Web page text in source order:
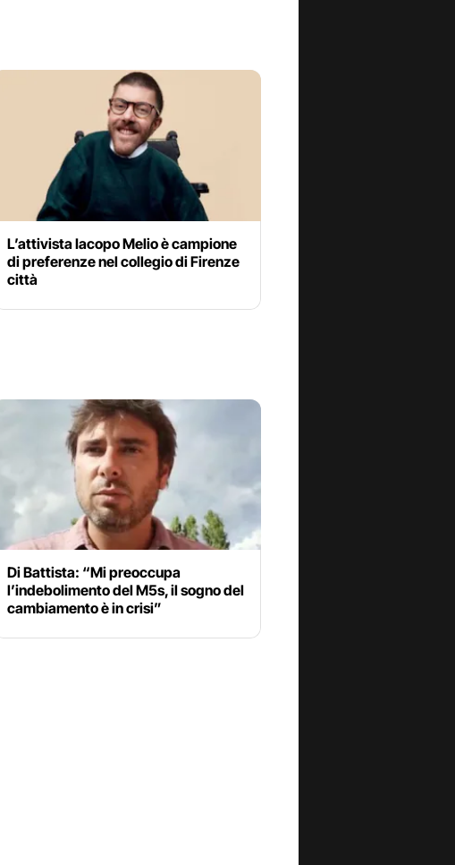
L’attivista Iacopo Melio è campione
di preferenze nel collegio di Firenze
città
Di Battista: “Mi preoccupa
l’indebolimento del M5s, il sogno del
cambiamento è in crisi”